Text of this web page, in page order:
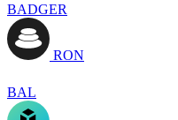
BADGER
RON
BAL